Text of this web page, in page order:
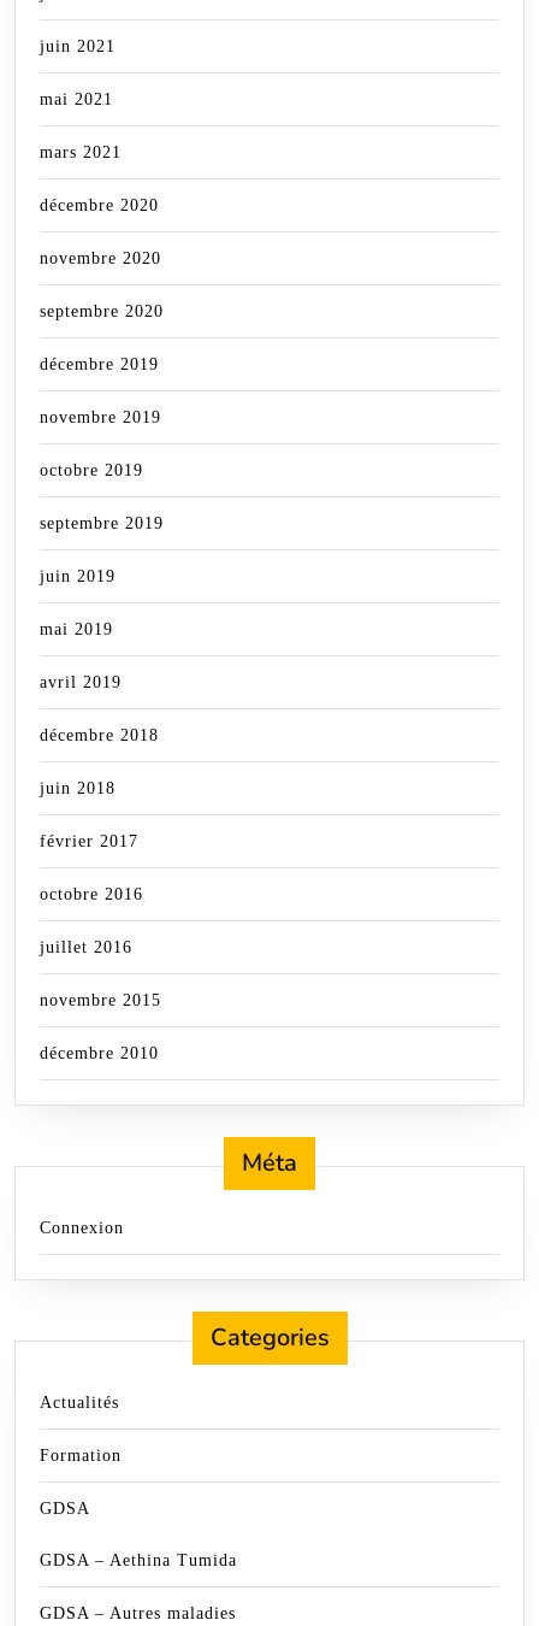
juin 2021
mai 2021
mars 2021
décembre 2020
novembre 2020
septembre 2020
décembre 2019
novembre 2019
octobre 2019
septembre 2019
juin 2019
mai 2019
avril 2019
décembre 2018
juin 2018
février 2017
octobre 2016
juillet 2016
novembre 2015
décembre 2010
Méta
Connexion
Categories
Actualités
Formation
GDSA
GDSA – Aethina Tumida
GDSA – Autres maladies